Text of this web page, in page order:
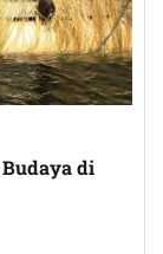
Budaya di